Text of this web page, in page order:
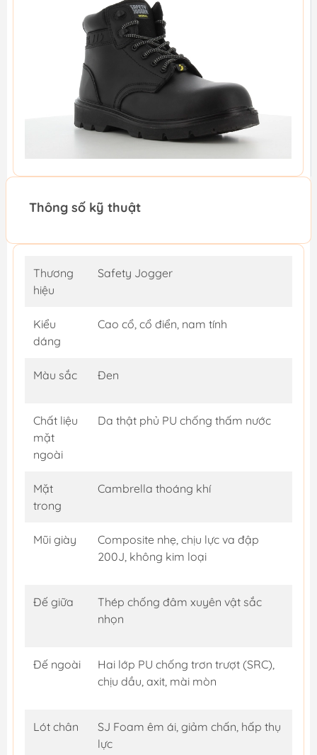
Thông số kỹ thuật
Thương
hiệu
Safety Jogger
Kiểu
dáng
Cao cổ, cổ điển, nam tính
Màu sắc Đen
Chất liệu
mặt
ngoài
Da thật phủ PU chống thấm nước
Mặt
trong
Cambrella thoáng khí
Mũi giày
Composite nhẹ, chịu lực va đập
200J, không kim loại
Đế giữa
Thép chống đâm xuyên vật sắc
nhọn
Đế ngoài
Hai lớp PU chống trơn trượt (SRC),
chịu dầu, axit, mài mòn
Lót chân
SJ Foam êm ái, giảm chấn, hấp thụ
lực